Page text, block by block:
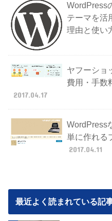
WordPress
テーマを活
理由と使い
ヤフーショ
費用・手数
2017.04.17
WordPress
単に作れる
2017.04.11
最近よく読まれている記